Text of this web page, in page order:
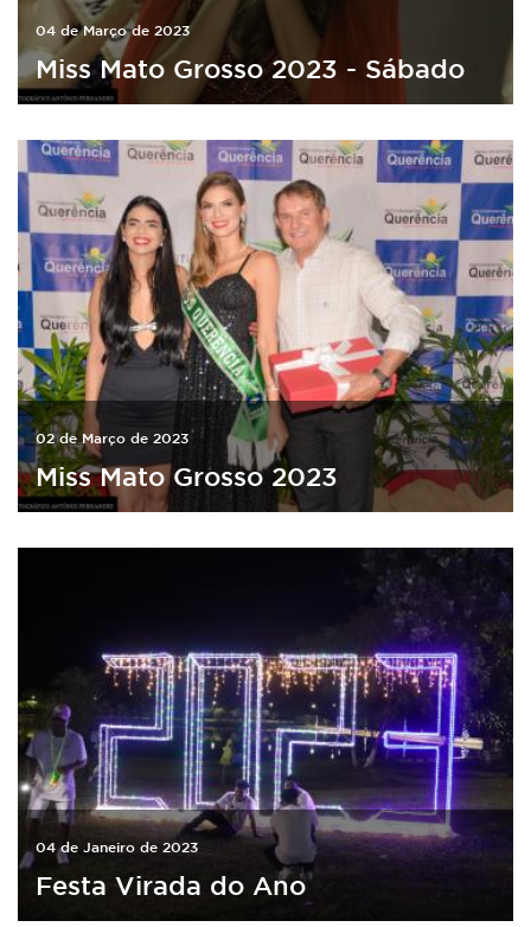
04 de Março de 2023
Miss Mato Grosso 2023 - Sábado
02 de Março de 2023
Miss Mato Grosso 2023
04 de Janeiro de 2023
Festa Virada do Ano